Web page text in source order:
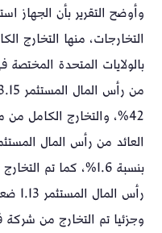
وأوضح التقرير بأن الجهاز
التخارجات، منها
بالولايات المتحدة المختصة
42%، والتخارج الكامل
بنسبة 1.6%، كما تم
وجزئيا تم التخارج من